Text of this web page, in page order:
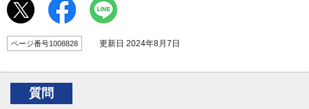
ページ番号1008828 更新日 2024年8月7日
質問